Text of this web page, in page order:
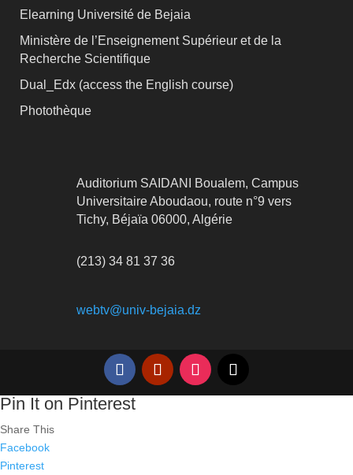
Elearning Université de Bejaia
Ministère de l’Enseignement Supérieur et de la
Recherche Scientifique
Dual_Edx (access the English course)
Photothèque
Auditorium SAIDANI Boualem, Campus
Universitaire Aboudaou, route n°9 vers
Tichy, Béjaïa 06000, Algérie
(213) 34 81 37 36
webtv@univ-bejaia.dz
Pin It on Pinterest
Share This
Facebook
Pinterest